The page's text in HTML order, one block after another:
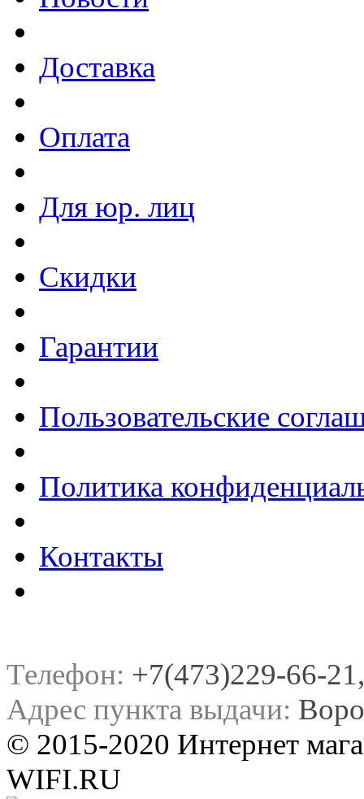
Доставка
Оплата
Для юр. лиц
Скидки
Гарантии
Пользовательские
Политика
Контакты
Телефон: +7(473)229-66-
Адрес пункта выдачи:
© 2015-2020 Интернет
WIFI.RU